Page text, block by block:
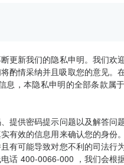
更新我们的隐私申明。我们欢
酌情采纳并且吸取您的意见。
息，本隐私申明的全部条款属
提供密码提示问题以及解答问
有效的信息用来确认您的身份
有可能导致对您不利的司法行
话 400-0066-000 ，我们会根